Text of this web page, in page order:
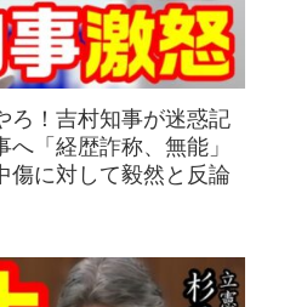
ろ！吉村知事が迷惑記
「経歴詐称、無能」
傷に対して毅然と反論